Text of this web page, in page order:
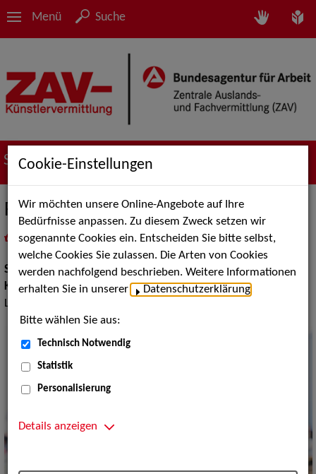
Menü Suche
Suche nach Künstler*innen
Franky Schlumpino
als PDF speichern
inMeine Merklistelegen
Show:Kinderunterhaltung
Kinderunterhaltung:Clowns, Kindershows, Kindertheater,
Luftballonmodellage
Cookie-Einstellungen
Wir möchten unsere Online-Angebote auf Ihre
Bedürfnisse anpassen. Zu diesem Zweck setzen wir
sogenannte Cookies ein. Entscheiden Sie bitte selbst,
welche Cookies Sie zulassen. Die Arten von Cookies
werden nachfolgend beschrieben. Weitere Informationen
erhalten Sie in unserer
Datenschutzerklärung
Bitte wählen Sie aus:
Technisch Notwendig
Statistik
Personalisierung
Details anzeigen